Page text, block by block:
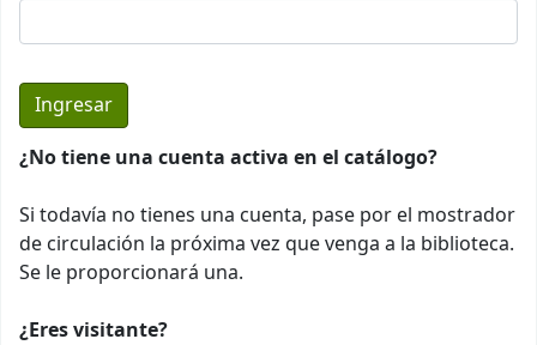
¿No tiene una cuenta activa en el catálogo?
Si todavía no tienes una cuenta, pase por el mostrador
de circulación la próxima vez que venga a la biblioteca.
Se le proporcionará una.
¿Eres visitante?